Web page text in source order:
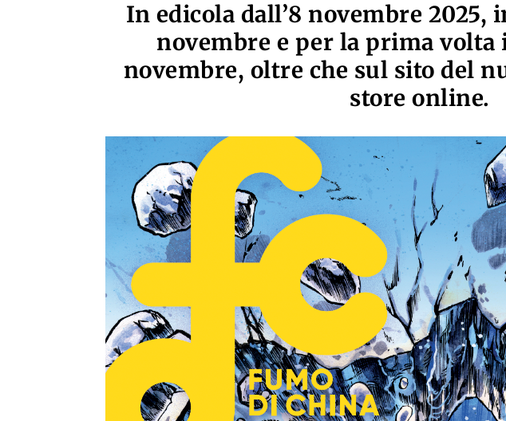
In edicola dall’8 novembre 2025,
novembre e per la prima volta
novembre, oltre che sul sito del
store online.